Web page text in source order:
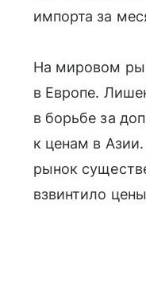
импорта за
На мировом
в Европе.
в борьбе за
к ценам в
рынок
взвинтило